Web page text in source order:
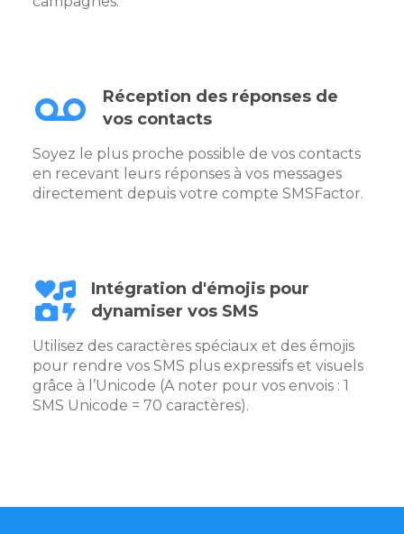
Réception des réponses de
vos contacts
Soyez le plus proche possible de vos contacts
en recevant leurs réponses à vos messages
directement depuis votre compte SMSFactor.
Intégration d'émojis pour
dynamiser vos SMS
Utilisez des caractères spéciaux et des émojis
pour rendre vos SMS plus expressifs et visuels
grâce à l’Unicode (A noter pour vos envois : 1
SMS Unicode = 70 caractères).